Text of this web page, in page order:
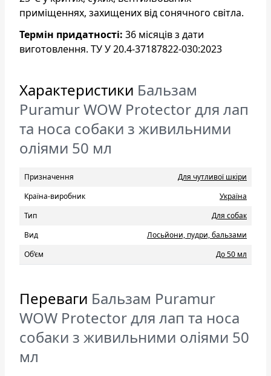
приміщеннях, захищених від сонячного світла.
Термін придатності: 36 місяців з дати
виготовлення. ТУ У 20.4-37187822-030:2023
Характеристики Бальзам
Puramur WOW Protector для лап
та носа собаки з живильними
оліями 50 мл
Призначення
Для чутливої шкіри
Країна-виробник
Україна
Тип
Для собак
Вид
Лосьйони, пудри, бальзами
Об’єм
До 50 мл
Переваги Бальзам Puramur
WOW Protector для лап та носа
собаки з живильними оліями 50
мл